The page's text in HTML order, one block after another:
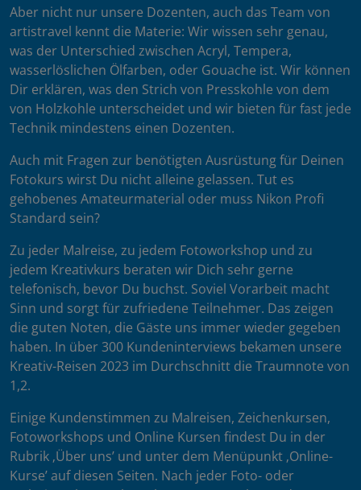
Aber nicht nur unsere Dozenten, auch das Team von
artistravel kennt die Materie: Wir wissen sehr genau,
was der Unterschied zwischen Acryl, Tempera,
wasserlöslichen Ölfarben, oder Gouache ist. Wir können
Dir erklären, was den Strich von Presskohle von dem
von Holzkohle unterscheidet und wir bieten für fast jede
Technik mindestens einen Dozenten.
Auch mit Fragen zur benötigten Ausrüstung für Deinen
Fotokurs wirst Du nicht alleine gelassen. Tut es
gehobenes Amateurmaterial oder muss Nikon Profi
Standard sein?
Zu jeder Malreise, zu jedem Fotoworkshop und zu
jedem Kreativkurs beraten wir Dich sehr gerne
telefonisch, bevor Du buchst. Soviel Vorarbeit macht
Sinn und sorgt für zufriedene Teilnehmer. Das zeigen
die guten Noten, die Gäste uns immer wieder gegeben
haben. In über 300 Kundeninterviews bekamen unsere
Kreativ-Reisen 2023 im Durchschnitt die Traumnote von
1,2.
Einige Kundenstimmen zu Malreisen, Zeichenkursen,
Fotoworkshops und Online Kursen findest Du in der
Rubrik ‚Über uns’ und unter dem Menüpunkt ‚Online-
Kurse’ auf diesen Seiten. Nach jeder Foto- oder